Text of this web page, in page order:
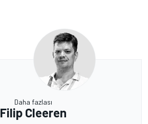
Daha fazlası
Filip Cleeren